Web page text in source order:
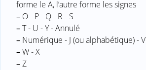
forme le A, l’autre forme les signes
– O - P - Q - R - S
–T - U - Y - Annulé
– Numérique - J (ou alphabétique) - V
–W - X
–Z